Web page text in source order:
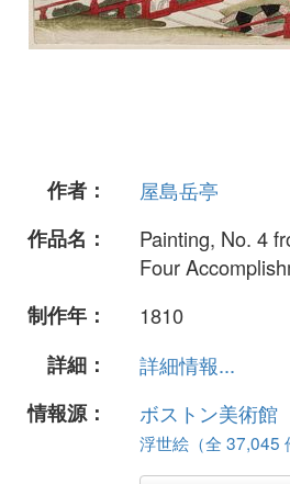
作者：
屋島岳亭
作品名：
Painting, No. 4
Four
制作年：
1810
詳細：
詳細情報...
情報源：
ボストン美術館
浮世絵（全 37,045